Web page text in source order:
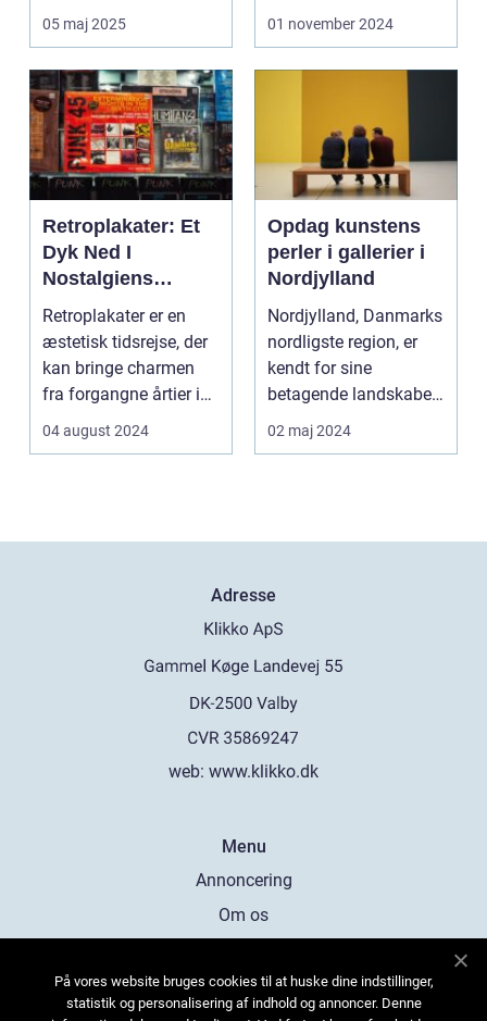
engagere og...
05 maj 2025
af de mest...
01 november 2024
Retroplakater: Et
Dyk Ned I
Nostalgiens
Verden
Retroplakater er en
æstetisk tidsrejse, der
kan bringe charmen
fra forgangne årtier ind
...
04 august 2024
Opdag kunstens
perler i gallerier i
Nordjylland
Nordjylland, Danmarks
nordligste region, er
kendt for sine
betagende landskaber
og rige kulturarv. R...
02 maj 2024
Adresse
web: www.klikko.dk
Menu
Annoncering
Om os
Kontakt os
På vores website bruges cookies til at huske dine indstillinger,
statistik og personalisering af indhold og annoncer. Denne